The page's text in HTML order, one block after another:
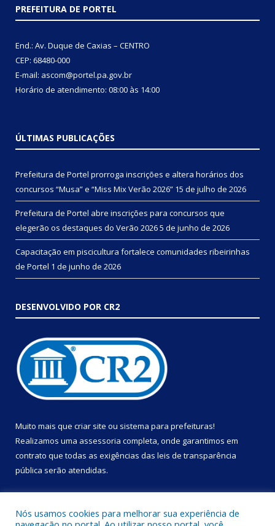
PREFEITURA DE PORTEL
End.: Av. Duque de Caxias – CENTRO
CEP: 68480-000
E-mail: ascom@portel.pa.gov.br
Horário de atendimento: 08:00 às 14:00
ÚLTIMAS PUBLICAÇÕES
Prefeitura de Portel prorroga inscrições e altera horários dos
concursos “Musa” e “Miss Mix Verão 2026” 15 de julho de 2026
Prefeitura de Portel abre inscrições para concursos que
elegerão os destaques do Verão 20265 de junho de 2026
Capacitação em piscicultura fortalece comunidades ribeirinhas
de Portel 1 de junho de 2026
DESENVOLVIDO POR CR2
Muito mais que criar site ou sistema para prefeituras!
Realizamos uma assessoria completa, onde garantimos em
contrato que todas as exigências das leis de transparência
pública serão atendidas.
Nós usamos cookies para melhorar sua experiência de